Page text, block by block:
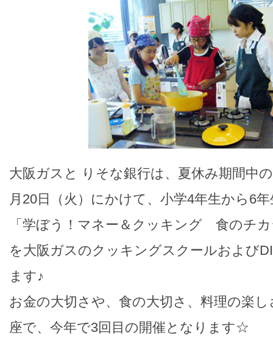
大阪ガスと りそな銀行は、夏休み期間中
月20日（火）にかけて、小学4年生から6
「学ぼう！マネー＆クッキング 食のチ
を大阪ガスのクッキングスクールおよび
ます♪
お金の大切さや、食の大切さ、料理の楽
座で、今年で3回目の開催となります☆